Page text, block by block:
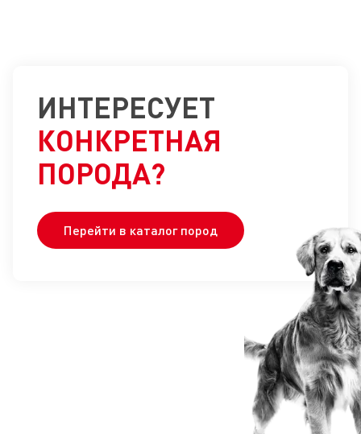
ИНТЕРЕСУЕТ
КОНКРЕТНАЯ
ПОРОДА?
Перейти в каталог пород